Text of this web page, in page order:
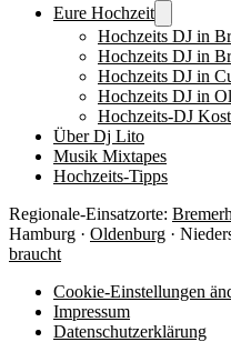
Eure Hochzeit
Hochzeits DJ in
Hochzeits DJ in
Hochzeits DJ in
Hochzeits DJ in
Hochzeits-DJ
Über Dj Lito
Musik Mixtapes
Hochzeits-Tipps
Regionale-Einsatzorte:
Hamburg · Oldenburg ·
braucht
Cookie-Einstellungen
Impressum
Datenschutzerklärung